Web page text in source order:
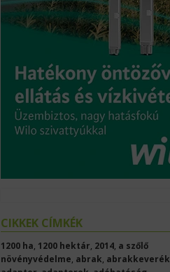
CIKKEK CÍMKÉK
1200 ha, 1200 hektár, 2014, a szőlő
növényvédelme, abrak, abrakkeverék